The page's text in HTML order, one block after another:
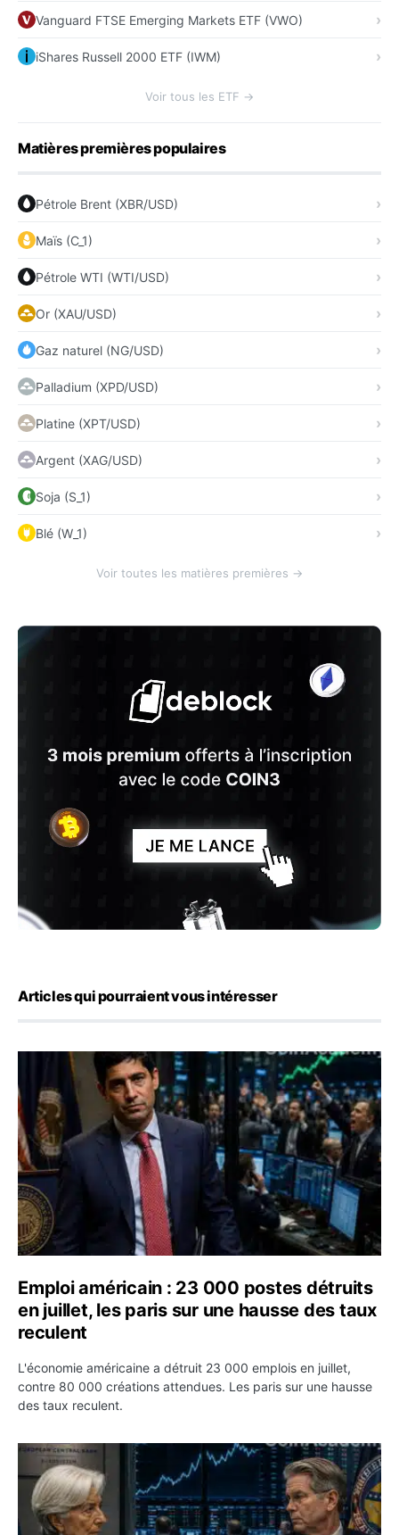
Vanguard FTSE Emerging Markets ETF (VWO)
iShares Russell 2000 ETF (IWM)
Voir tous les ETF →
Matières premières populaires
Pétrole Brent (XBR/USD)
Maïs (C_1)
Pétrole WTI (WTI/USD)
Or (XAU/USD)
Gaz naturel (NG/USD)
Palladium (XPD/USD)
Platine (XPT/USD)
Argent (XAG/USD)
Soja (S_1)
Blé (W_1)
Voir toutes les matières premières →
Articles qui pourraient vous intéresser
Emploi américain : 23 000 postes détruits en juillet, les
Emploi américain : 23 000 postes détruits
en juillet, les paris sur une hausse des taux
reculent
L'économie américaine a détruit 23 000 emplois en juillet,
contre 80 000 créations attendues. Les paris sur une hausse
des taux reculent.
Yen : Washington a vendu des euros sans prévenir la